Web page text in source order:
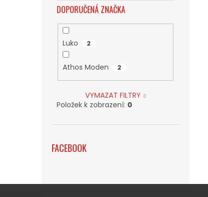
DOPORUČENÁ ZNAČKA
Luko 2
Athos Moden 2
VYMAZAT FILTRY
Položek k zobrazení: 0
FACEBOOK